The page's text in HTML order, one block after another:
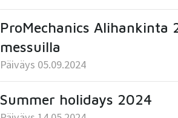
ProMechanics Alihankinta
messuilla
Päiväys 05.09.2024
Summer holidays 2024